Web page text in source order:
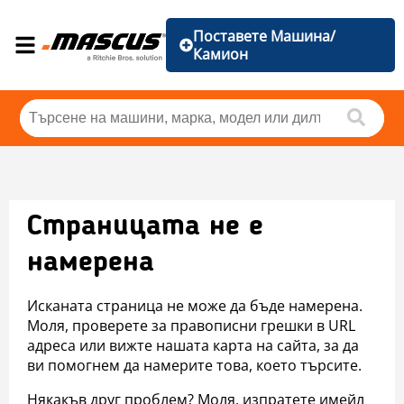
Поставете Машина/
Камион
Страницата не е
намерена
Исканата страница не може да бъде намерена.
Моля, проверете за правописни грешки в URL
адреса или вижте нашата карта на сайта, за да
ви помогнем да намерите това, което търсите.
Някакъв друг проблем? Моля, изпратете имейл